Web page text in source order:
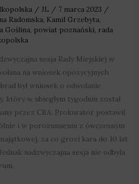
/ JL / 7 marca 2023 /
Radomska, Kamil Grzebyta,
Goślina, powiat poznański, rada
sesja Rady Miejskiej w
na wniosek opozycyjnych
był wniosek o odwołanie
który w ubiegłym tygodniu został
przez CBA. Prokurator postawił
i w porozumieniu z ówczesnym
za co grozi kara do 10 lat
nadzwyczajna sesja nie odbyła